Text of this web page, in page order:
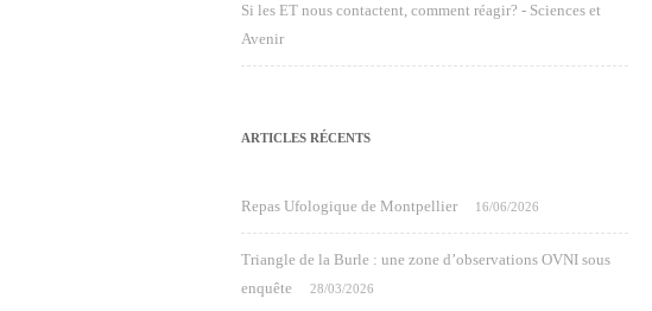
Si les ET nous contactent, comment réagir? - Sciences et
Avenir
ARTICLES RÉCENTS
Repas Ufologique de Montpellier 16/06/2026
Triangle de la Burle : une zone d’observations OVNI sous
enquête
28/03/2026